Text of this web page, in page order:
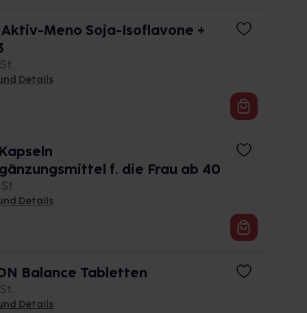
Meno Soja-Isoflavone +
Details
f. die Frau ab 40
Details
Balance Tabletten
Details